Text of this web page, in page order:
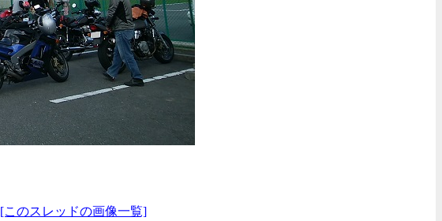
[このスレッドの画像一覧]